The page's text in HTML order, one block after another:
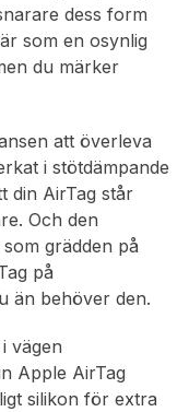
dess form
som en osynlig
du märker
att överleva
i stötdämpande
din AirTag står
Och den
grädden på
på
än behöver den.
vägen
Apple AirTag
silikon för extra